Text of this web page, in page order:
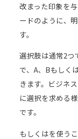
改まった印象を
ードのように、
す。
選択肢は通常2つ
で、A、Bもしく
きます。ビジネ
に選択を求める
です。
もしくはを使う